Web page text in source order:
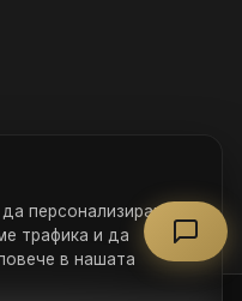
© 2026
персонализираме
трафика и да
в нашата